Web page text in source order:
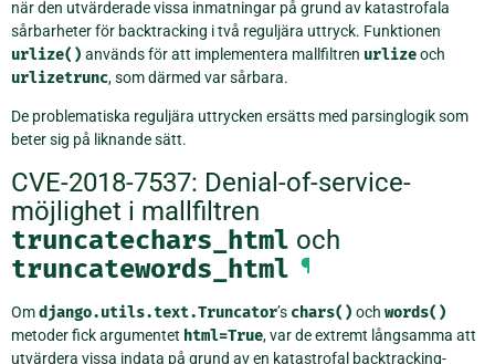
när den utvärderade vissa inmatningar på grund av katastrofala
sårbarheter för backtracking i två reguljära uttryck. Funktionen
urlize() används för att implementera mallfiltren urlizeoch
urlizetrunc, som därmed var sårbara.
De problematiska reguljära uttrycken ersätts med parsinglogik som
beter sig på liknande sätt.
CVE-2018-7537: Denial-of-service-
möjlighet i mallfiltren
truncatechars_html och
truncatewords_html ¶
Omdjango.utils.text.Truncator’s chars() och words()
metoder fick argumentet html=True, var de extremt långsamma att
utvärdera vissa indata på grund av en katastrofal backtracking-